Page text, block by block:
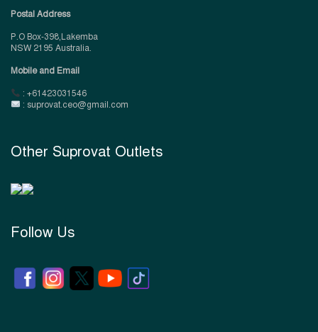
Postal Address
P.O Box-398,Lakemba
NSW 2195 Australia.
Mobile and Email
: +61423031546
: suprovat.ceo@gmail.com
Other Suprovat Outlets
Follow Us